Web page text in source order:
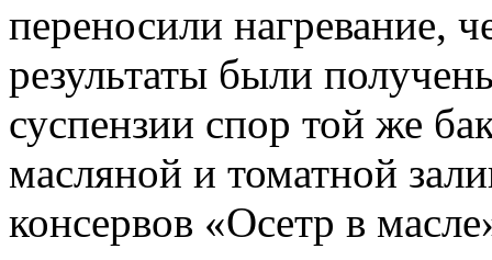
переносили нагревание,
результаты были
суспензии спор той же
масляной и томатной
консервов «Осетр в